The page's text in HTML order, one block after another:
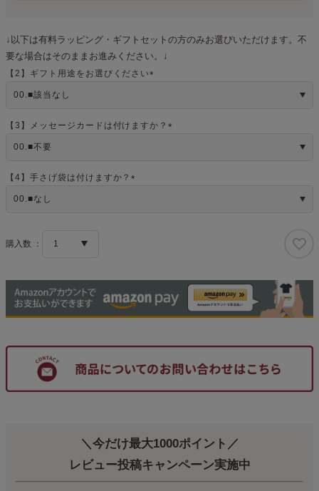
↓以下は有料ラッピング・ギフトセットの方のみお選びいただけます。不
要な場合はそのままお進みください。↓
【2】ギフト用途をお選びください
)
【3】メッセージカードは付けますか？
【4】手さげ袋は付けますか？
＼今だけ最大1000ポイント／
レビュー投稿キャンペーン実施中